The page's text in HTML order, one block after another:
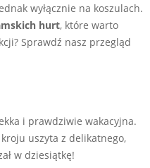
wyłącznie na koszulach.
hurt, które warto
Sprawdź nasz przegląd
i prawdziwie wakacyjna.
uszyta z delikatnego,
w dziesiątkę!